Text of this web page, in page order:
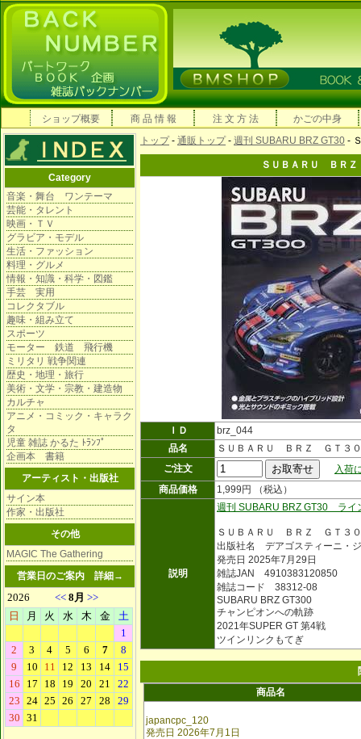
ショップ概要 商 品 情 報 注 文 方 法 かごの中身
Category
音楽・舞台 ワンテーマ
芸能・タレント
映画・ＴＶ
グラビア・モデル
生活・ファッション
料理・グルメ
情報・知識・科学・図鑑
手芸 実用
コレクタブル
趣味・組み立て
スポーツ
モーター 鉄道 飛行機
ミリタリ 戦争関連
歴史・地理・旅行
美術・文学・宗教・建造物
カルチャ
アニメ・コミック・キャラク
タ
児童 雑誌 かるた ﾄﾗﾝﾌﾟ
企画本 書籍
アーティスト・出版社
サイン本
作家・出版社
その他
MAGIC The Gathering
営業日のご案内 詳細→
トップ- 通販トップ- 週刊 SUBARU BRZ GT30 -
ＳＵＢＡＲＵ ＢＲ
ＩＤ
brz_044
品名
ＳＵＢＡＲＵ ＢＲＺ ＧＴ
ご注文
入荷
商品価格
1,999円 （税込）
説明
週刊 SUBARU BRZ GT30 ライ
ＳＵＢＡＲＵ ＢＲＺ ＧＴ３
出版社名 デアゴスティーニ・
発売日 2025年7月29日
雑誌JAN 4910383120850
雑誌コード 38312-08
SUBARU BRZ GT300
チャンピオンへの軌跡
2021年SUPER GT 第4戦
ツインリンクもてぎ
商品名
japancpc_120
発売日 2026年7月1日